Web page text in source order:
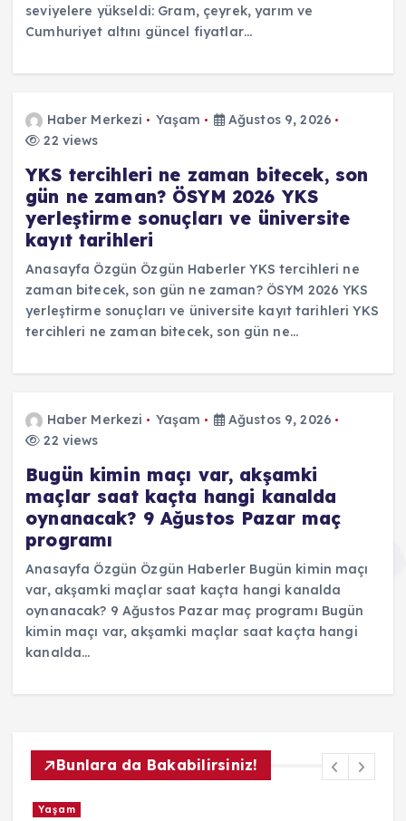
seviyelere yükseldi: Gram, çeyrek, yarım ve
Cumhuriyet altını güncel fiyatlar…
Haber Merkezi Yaşam
Ağustos 9, 2026
22 views
YKS tercihleri ne zaman bitecek, son
gün ne zaman? ÖSYM 2026 YKS
yerleştirme sonuçları ve üniversite
kayıt tarihleri
Anasayfa Özgün Özgün Haberler YKS tercihleri ne
zaman bitecek, son gün ne zaman? ÖSYM 2026 YKS
yerleştirme sonuçları ve üniversite kayıt tarihleri YKS
tercihleri ne zaman bitecek, son gün ne…
Haber Merkezi Yaşam
Ağustos 9, 2026
22 views
Bugün kimin maçı var, akşamki
maçlar saat kaçta hangi kanalda
oynanacak? 9 Ağustos Pazar maç
programı
Anasayfa Özgün Özgün Haberler Bugün kimin maçı
var, akşamki maçlar saat kaçta hangi kanalda
oynanacak? 9 Ağustos Pazar maç programı Bugün
kimin maçı var, akşamki maçlar saat kaçta hangi
kanalda…
Bunlara da Bakabilirsiniz!
Yaşam